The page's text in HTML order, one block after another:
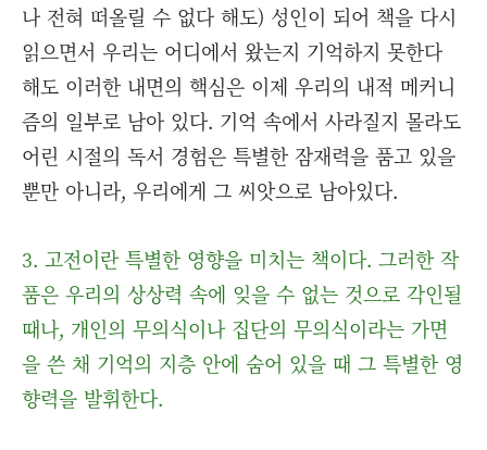
나 전혀 떠올릴 수 없다 해도) 성인이 되어 책을 다시
읽으면서 우리는 어디에서 왔는지 기억하지 못한다
해도 이러한 내면의 핵심은 이제 우리의 내적 메커니
즘의 일부로 남아 있다. 기억 속에서 사라질지 몰라도
어린 시절의 독서 경험은 특별한 잠재력을 품고 있을
뿐만 아니라, 우리에게 그 씨앗으로 남아있다.
3. 고전이란 특별한 영향을 미치는 책이다. 그러한 작
품은 우리의 상상력 속에 잊을 수 없는 것으로 각인될
때나, 개인의 무의식이나 집단의 무의식이라는 가면
을 쓴 채 기억의 지층 안에 숨어 있을 때 그 특별한 영
향력을 발휘한다.